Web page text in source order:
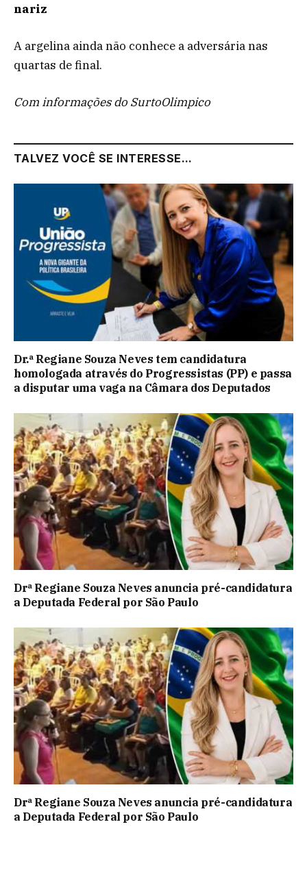
nariz
A argelina ainda não conhece a adversária nas
quartas de final.
Com informações do SurtoOlimpico
TALVEZ VOCÊ SE INTERESSE...
Dr.ª Regiane Souza Neves tem candidatura
homologada através do Progressistas (PP) e passa
a disputar uma vaga na Câmara dos Deputados
Drª Regiane Souza Neves anuncia pré-candidatura
a Deputada Federal por São Paulo
Drª Regiane Souza Neves anuncia pré-candidatura
a Deputada Federal por São Paulo